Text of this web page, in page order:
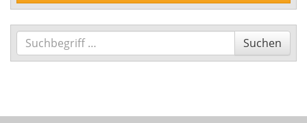
enviaM Musik aus Kommunen
Innerschulischer Akkordeonwettbewerb
Suchen
Suchen